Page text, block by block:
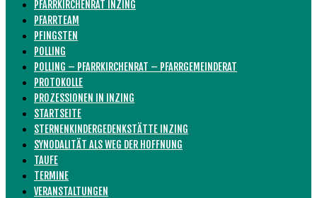
PFARRKIRCHENRAT INZING
PFARRTEAM
PFINGSTEN
POLLING
POLLING – PFARRKIRCHENRAT – PFARRGEMEINDERAT
PROTOKOLLE
PROZESSIONEN IN INZING
STARTSEITE
STERNENKINDERGEDENKSTÄTTE INZING
SYNODALITÄT ALS WEG DER HOFFNUNG
TAUFE
TERMINE
VERANSTALTUNGEN